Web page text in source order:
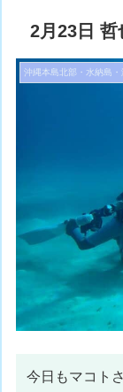
2月23日 哲
沖縄本島北部・水納島
今日もマコト